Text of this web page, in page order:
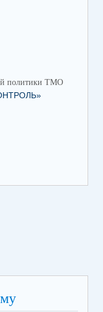
политики ТМО